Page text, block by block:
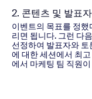
2. 콘텐츠 및 발표자
이벤트의 목표를 정
리면 됩니다. 그런 다
선정하여 발표자와 토
에 대한 세션에서 최
에서 마케팅 팀 직원